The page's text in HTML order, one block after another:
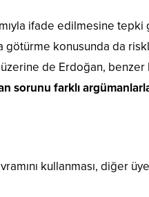
ifade edilmesine
konusunda da
de Erdoğan, benzer
sorunu farklı
kullanması, diğer